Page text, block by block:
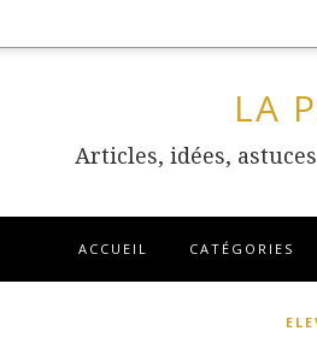
LA
Articles, idées,
ACCUEIL CATÉGORIES